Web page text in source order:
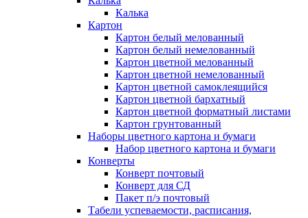
Калька
Картон
Картон белый мелованный
Картон белый немелованный
Картон цветной мелованный
Картон цветной немелованный
Картон цветной самоклеящийся
Картон цветной бархатный
Картон цветной форматный листами
Картон грунтованный
Наборы цветного картона и бумаги
Набор цветного картона и бумаги
Конверты
Конверт почтовый
Конверт для СД
Пакет п/э почтовый
Табели успеваемости, расписания,